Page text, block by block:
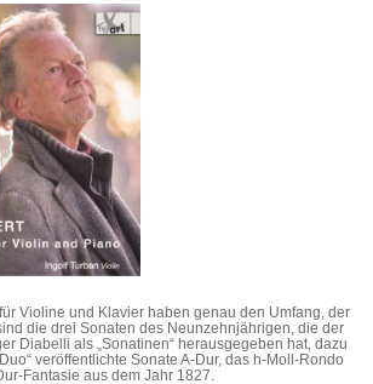
Violine und Klavier haben genau den Umfang, der
die drei Sonaten des Neunzehnjährigen, die der
Diabelli als „Sonatinen“ herausgegeben hat, dazu
veröffentlichte Sonate A-Dur, das h-Moll-Rondo
Fantasie aus dem Jahr 1827.